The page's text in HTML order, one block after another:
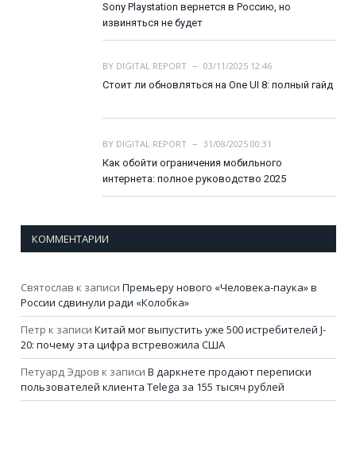
Sony Playstation вернется в Россию, но
извиняться не будет
BY DIGITAL REPORT
03/11/2025 12:46
Стоит ли обновляться на One UI 8: полный гайд
BY DIGITAL REPORT
31/08/2025 00:31
Как обойти ограничения мобильного
интернета: полное руководство 2025
КОММЕНТАРИИ
Святослав к записи Премьеру нового «Человека-паука» в
России сдвинули ради «Колобка»
Петр к записи Китай мог выпустить уже 500 истребителей J-
20: почему эта цифра встревожила США
Петуард Эдров к записи В даркнете продают переписки
пользователей клиента Telega за 155 тысяч рублей